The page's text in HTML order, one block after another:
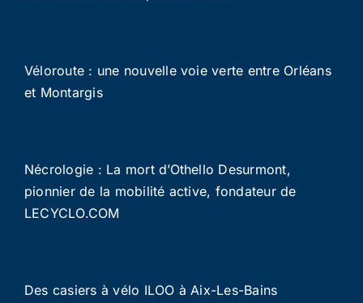
Véloroute : une nouvelle voie verte entre Orléans
et Montargis
Nécrologie : La mort d’Othello Desurmont,
pionnier de la mobilité active, fondateur de
LECYCLO.COM
Des casiers à vélo ILOO à Aix-Les-Bains